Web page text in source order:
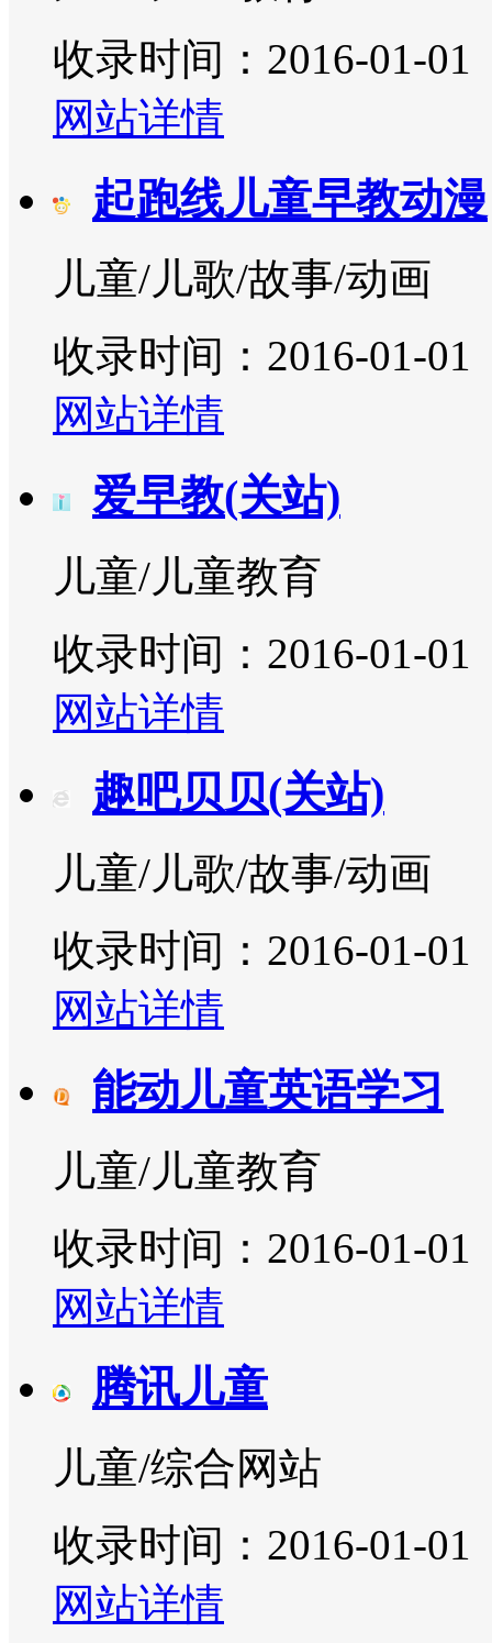
收录时间：2016-01-01
网站详情
起跑线儿童早教动漫
儿童/儿歌/故事/动画
收录时间：2016-01-01
网站详情
爱早教(关站)
儿童/儿童教育
收录时间：2016-01-01
网站详情
趣吧贝贝(关站)
儿童/儿歌/故事/动画
收录时间：2016-01-01
网站详情
能动儿童英语学习
儿童/儿童教育
收录时间：2016-01-01
网站详情
腾讯儿童
儿童/综合网站
收录时间：2016-01-01
网站详情